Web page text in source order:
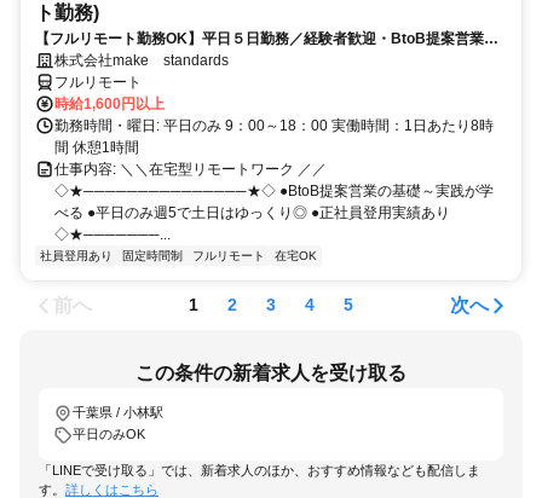
ト勤務)
【フルリモート勤務OK】平日５日勤務／経験者歓迎・BtoB提案営業で
スキルアップ
株式会社make standards
フルリモート
時給1,600円以上
勤務時間・曜日: 平日のみ 9：00～18：00 実働時間：1日あたり8時
間 休憩1時間
仕事内容: ＼＼在宅型リモートワーク ／／
◇★───────────────★◇ ●BtoB提案営業の基礎～実践が学
べる ●平日のみ週5で土日はゆっくり◎ ●正社員登用実績あり
◇★───────...
社員登用あり 固定時間制 フルリモート 在宅OK
前へ 1 2 3 4 5 次へ
この条件の新着求人を受け取る
千葉県 / 小林駅
平日のみOK
「LINEで受け取る」では、新着求人のほか、おすすめ情報なども配信しま
す。 詳しくはこちら